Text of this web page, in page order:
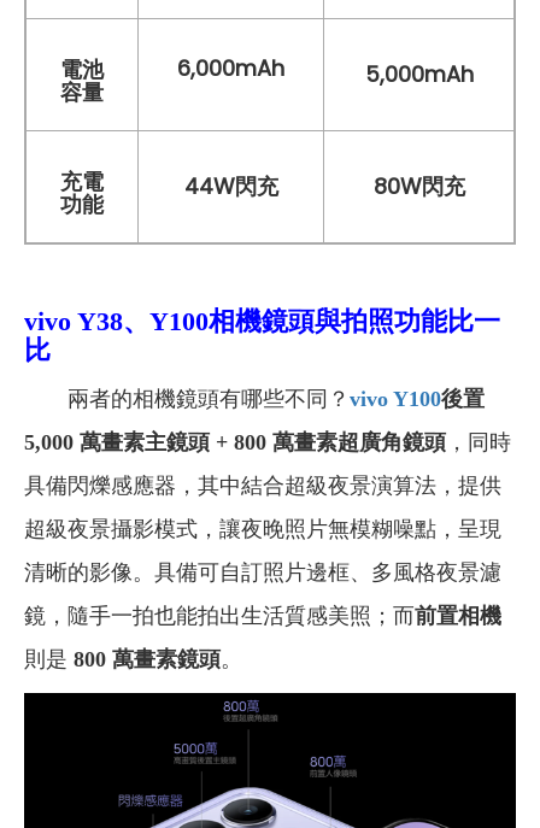
電池
容量
6,000mAh 5,000mAh
充電
功能
44W閃充 80W閃充
vivo Y38、Y100相機鏡頭與拍照功能比一
比
兩者的相機鏡頭有哪些不同？ vivo Y100後置
5,000 萬畫素主鏡頭 + 800 萬畫素超廣角鏡頭 ，同時
具備閃爍感應器，其中結合超級夜景演算法，提供
超級夜景攝影模式，讓夜晚照片無模糊噪點，呈現
清晰的影像。具備可自訂照片邊框、多風格夜景濾
鏡，隨手一拍也能拍出生活質感美照；而前置相機
則是 800 萬畫素鏡頭。